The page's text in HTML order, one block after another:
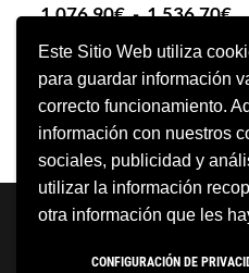
Este Sitio Web utiliza
para guardar información
correcto funcionamiento.
información con nuestros
sociales, publicidad y
utilizar la información
otra información que les
CONFIGURACIÓN DE
1.076,90€ - 1.536,70€
SELECCIONAR OPCIONES
Neve | Funciona